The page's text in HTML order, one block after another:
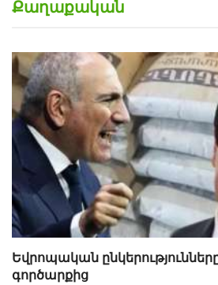
Քաղաքական
Եվրոպական
գործարքից